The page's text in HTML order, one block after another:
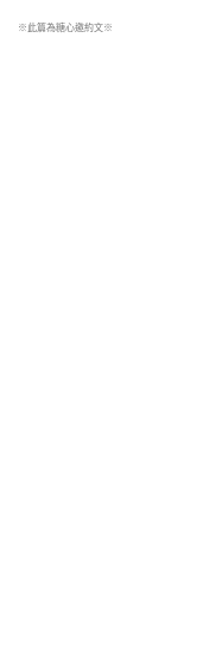
※此篇為糖心邀約文※